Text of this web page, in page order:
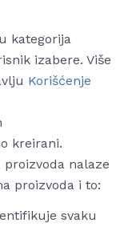
kategorija
izabere. Više
Korišćenje
kreirani.
nalaze
proizvoda i to:
svaku